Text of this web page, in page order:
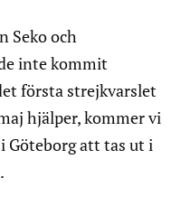
Seko och
inte kommit
första strejkvarslet
hjälper, kommer vi
Göteborg att tas ut i